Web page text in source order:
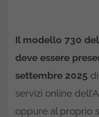
Il modello 730
deve essere
settembre 2025
servizi online
oppure al proprio